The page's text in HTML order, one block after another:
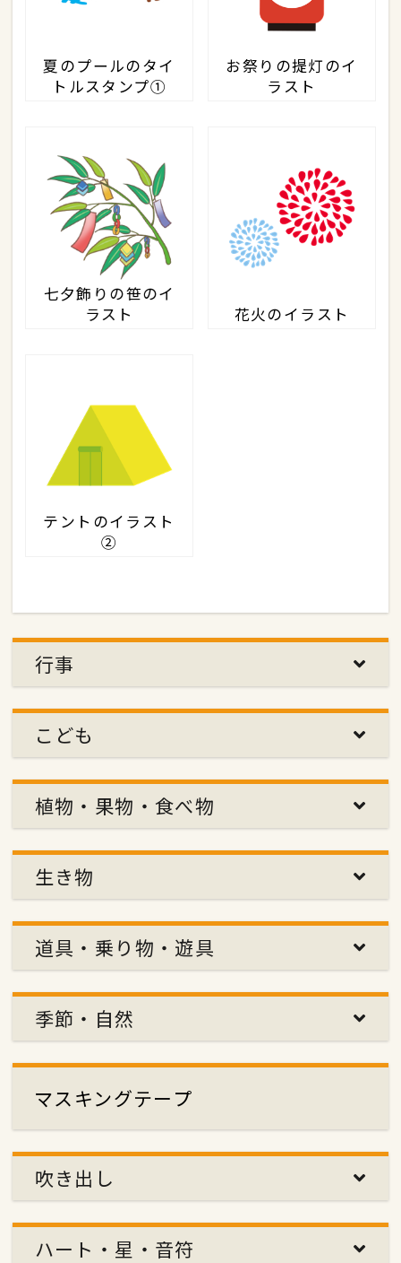
夏のプールのタイ
トルスタンプ①
お祭りの提灯のイ
ラスト
七夕飾りの笹のイ
ラスト
花火のイラスト
テントのイラスト
②
行事
こども
植物・果物・食べ物
生き物
道具・乗り物・遊具
季節・自然
マスキングテープ
吹き出し
ハート・星・音符